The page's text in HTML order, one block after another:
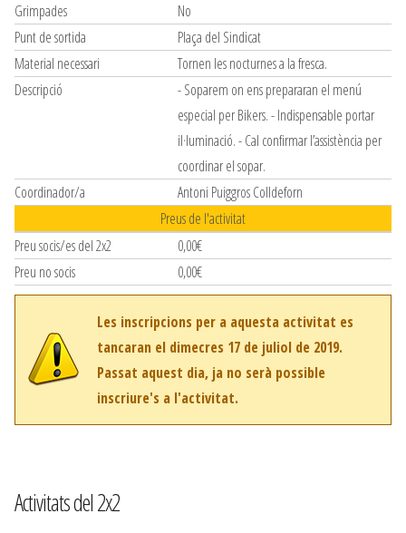
Grimpades
No
Punt de sortida
Plaça del Sindicat
Material necessari
Tornen les nocturnes a la fresca.
Descripció
- Soparem on ens prepararan el menú
especial per Bikers. - Indispensable portar
il·luminació. - Cal confirmar l’assistència per
coordinar el sopar.
Coordinador/a
Antoni Puiggros Colldeforn
Preus de l'activitat
Preu socis/es del 2x2
0,00€
Preu no socis
0,00€
Les inscripcions per a aquesta activitat es
tancaran el dimecres 17 de juliol de 2019.
Passat aquest dia, ja no serà possible
inscriure's a l'activitat.
Activitats del 2x2